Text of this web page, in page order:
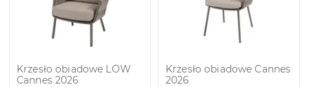
Krzesło obiadowe LOW
Cannes 2026
Krzesło obiadowe Cannes
2026